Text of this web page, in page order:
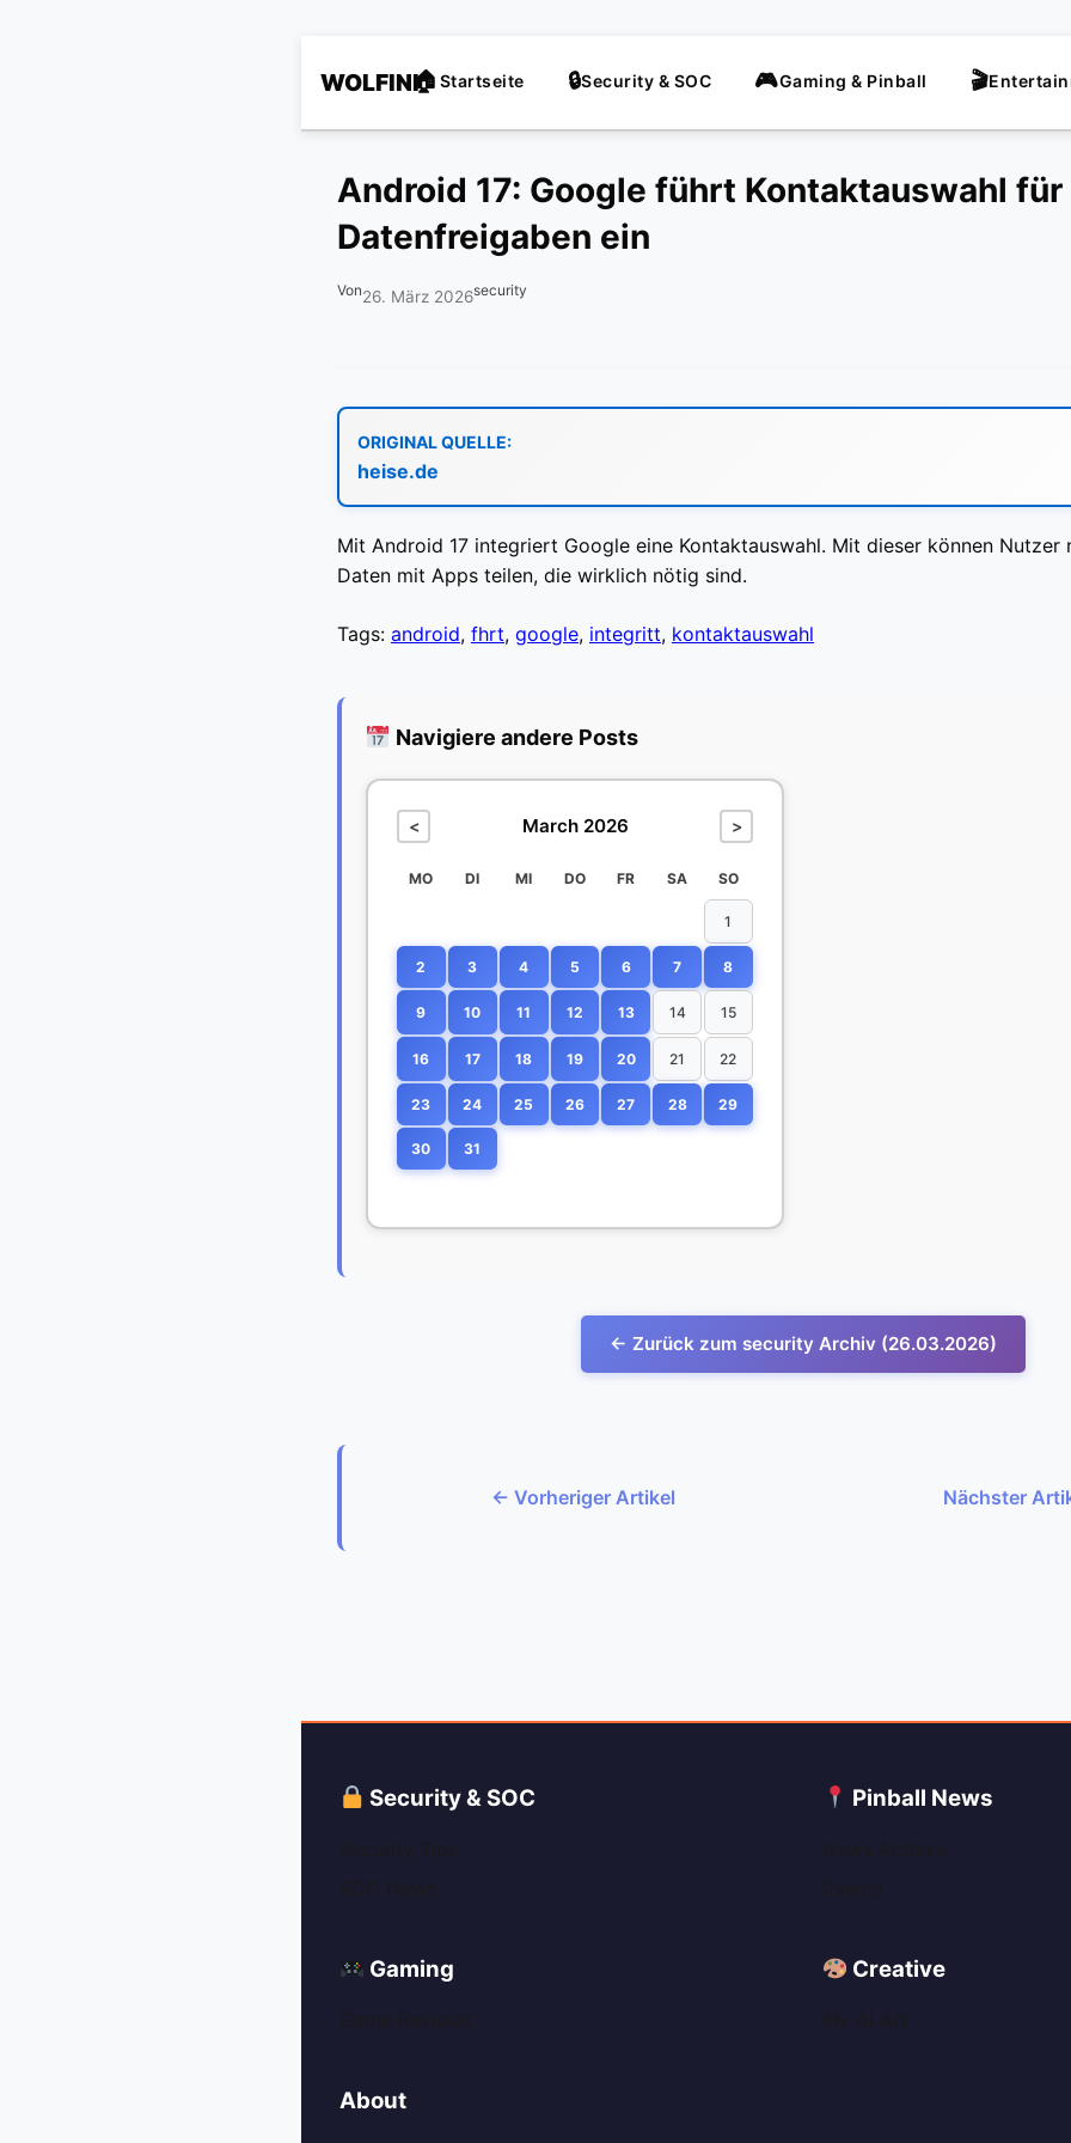
WOLFINI Startseite Security & SOC Gaming & Pinball
Android 17: Google führt Kontaktauswahl
Datenfreigaben ein
Von26. März 2026security
ORIGINAL QUELLE:
heise.de
Mit Android 17 integriert Google eine Kontaktauswahl. Mit dieser können Nutzer
Daten mit Apps teilen, die wirklich nötig sind.
Tags: android, fhrt, google, integritt, kontaktauswahl
Navigiere andere Posts
< March 2026 >
MO DI MI DO FR SA SO
1
2 3 4 5 6 7 8
9 10 11 12 13 14 15
16 17 18 19 20 21 22
23 24 25 26 27 28 29
30 31
← Zurück zum security Archiv (26.03.2026)
← Vorheriger Artikel Nächster
Security & SOC Pinball News
Gaming Creative
About